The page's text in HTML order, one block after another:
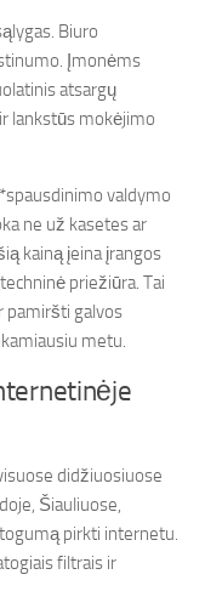
Biuro
Įmonėms
atsargų
lankstūs mokėjimo
valdymo
ne už kasetes ar
kainą įeina įrangos
priežiūra. Tai
pamiršti galvos
metu.
didžiuosiuose
Šiauliuose,
pirkti internetu.
filtrais ir